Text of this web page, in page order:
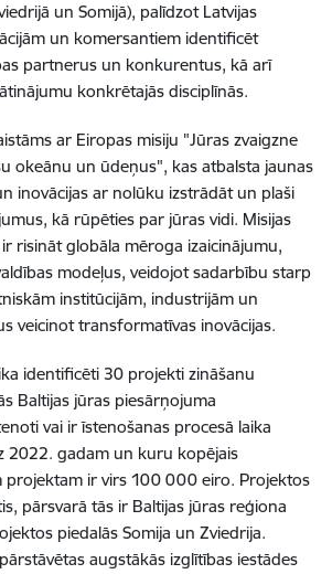
un Somijā), palīdzot Latvijas
un komersantiem identificēt
partnerus un konkurentus, kā arī
konkrētajās disciplīnās.
ar Eiropas misiju "Jūras zvaigzne
okeānu un ūdeņus", kas atbalsta jaunas
inovācijas ar nolūku izstrādāt un plaši
kā rūpēties par jūras vidi. Misijas
risināt globāla mēroga izaicinājumu,
modeļus, veidojot sadarbību starp
institūcijām, industrijām un
veicinot transformatīvas inovācijas.
identificēti 30 projekti zināšanu
Baltijas jūras piesārņojuma
vai ir īstenošanas procesā laika
2022. gadam un kuru kopējais
projektam ir virs 100 000 eiro. Projektos
pārsvarā tās ir Baltijas jūras reģiona
piedalās Somija un Zviedrija.
augstākās izglītības iestādes